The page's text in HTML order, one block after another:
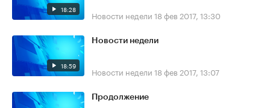
18:28 Новости недели 18 фев 2017, 13:30
18:59
Новости недели
Новости недели 18 фев 2017, 13:07
Продолжение